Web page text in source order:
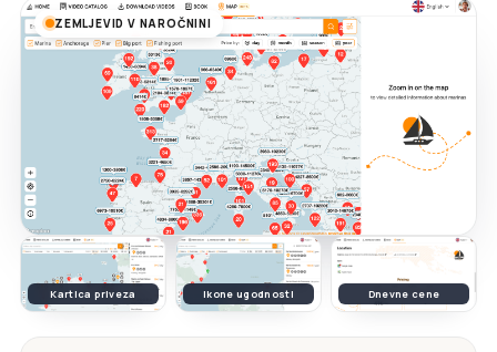
ZEMLJEVID V NAROČNINI
Kartica priveza Ikone ugodnosti Dnevne cene